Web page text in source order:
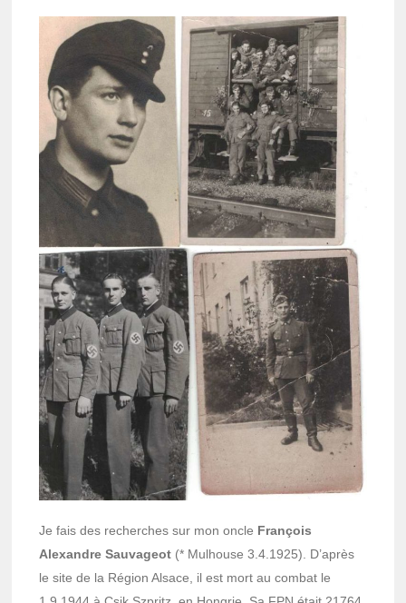
Je fais des recherches sur mon oncle François
Alexandre Sauva­geot (* Mulhouse 3.4.1925). D’après
le site de la Région Alsace, il est mort au combat le